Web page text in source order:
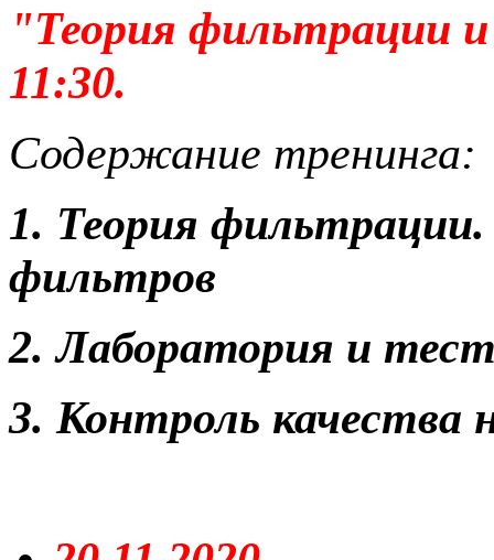
"Теория фильтрации
11:30.
Содержание тренинга:
1. Теория
фильтров
2. Лаборатория и
3. Контроль качества